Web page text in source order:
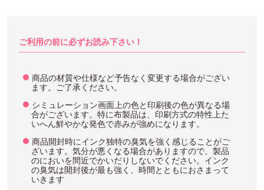
ご利用の前に必ずお読み下さい！
商品の材質や仕様など予告なく変更する場合がござい
ます。ご了承ください。
シミュレーション画面上の色と印刷後の色が異なる場
合がございます。特に布製品は、印刷方式の特性上た
いへん鮮やかな発色で赤みが強めになります。
商品開封時にインク独特の臭気を強く感じることがご
ざいます。気分が悪くなる場合がありますので、製品
のにおいを間近でかいだりしないでください。インク
の臭気は開封後が最も強く、時間とともにおさまって
いきます